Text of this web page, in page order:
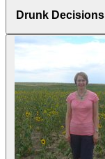
Drunk Decisions